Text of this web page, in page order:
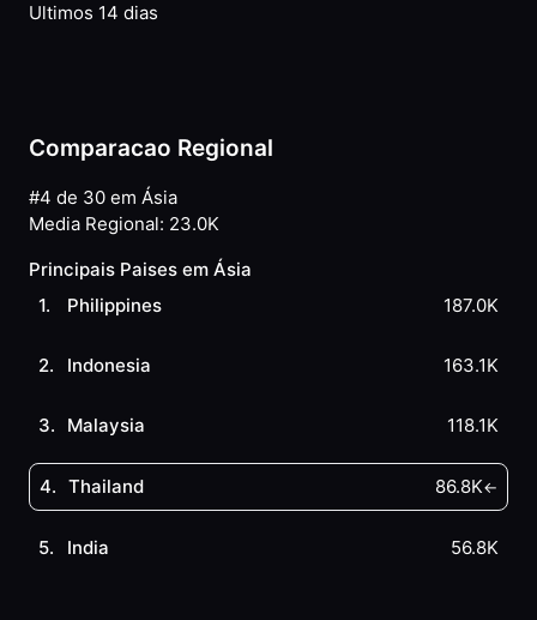
Ultimos 14 dias
Comparacao Regional
#4 de 30 em Ásia
Media Regional: 23.0K
Principais Paises em Ásia
1. Philippines 187.0K
2. Indonesia 163.1K
3. Malaysia 118.1K
4. Thailand 86.8K←
5. India 56.8K